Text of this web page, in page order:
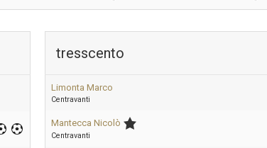
tresscento
Limonta Marco
Centravanti
Mantecca Nicolò
Centravanti